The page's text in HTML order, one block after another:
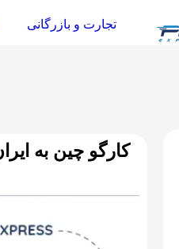
تجارت و بازرگانی
کارگو چین به